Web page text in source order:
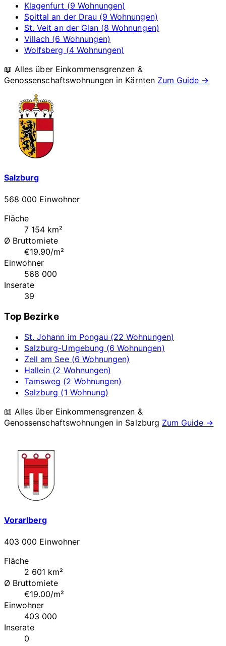
Klagenfurt (9 Wohnungen)
Spittal an der Drau (9 Wohnungen)
St. Veit an der Glan (8 Wohnungen)
Villach (6 Wohnungen)
Wolfsberg (4 Wohnungen)
📖 Alles über Einkommensgrenzen &
Genossenschaftswohnungen in Kärnten Zum Guide →
Salzburg
568 000 Einwohner
Fläche
7 154 km²
Ø Bruttomiete
€19.90/m²
Einwohner
568 000
Inserate
39
Top Bezirke
St. Johann im Pongau (22 Wohnungen)
Salzburg-Umgebung (6 Wohnungen)
Zell am See (6 Wohnungen)
Hallein (2 Wohnungen)
Tamsweg (2 Wohnungen)
Salzburg (1 Wohnung)
📖 Alles über Einkommensgrenzen &
Genossenschaftswohnungen in Salzburg Zum Guide →
Vorarlberg
403 000 Einwohner
Fläche
2 601 km²
Ø Bruttomiete
€19.00/m²
Einwohner
403 000
Inserate
0